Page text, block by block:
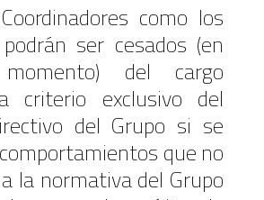
como los
ser cesados (en
del cargo
criterio exclusivo del
del Grupo si se
que no
la normativa del Grupo